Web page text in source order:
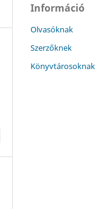
Információ
Olvasóknak
Szerzőknek
Könyvtárosoknak